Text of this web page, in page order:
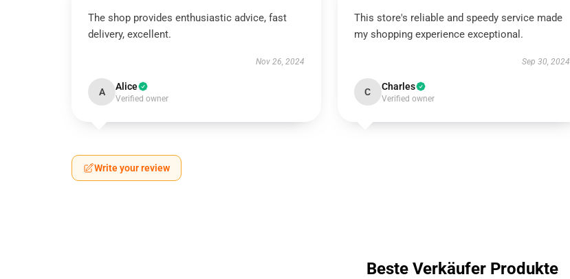
The shop provides enthusiastic advice, fast
delivery, excellent.
Nov 26, 2024
A Alice
Verified owner
This store's reliable and speedy service made
my shopping experience exceptional.
Sep 30, 2024
C Charles
Verified owner
Write your review
Beste Verkäufer Produkte